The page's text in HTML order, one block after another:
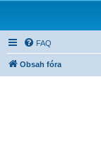
FAQ
Obsah fóra